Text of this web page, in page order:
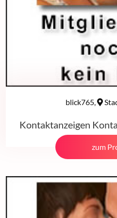
blick765,
Kontaktanzeigen
zum